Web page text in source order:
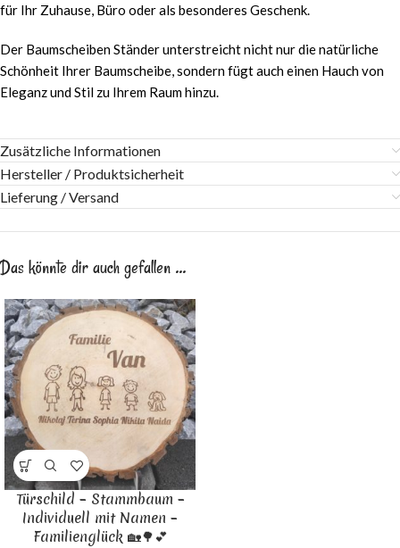
für Ihr Zuhause, Büro oder als besonderes Geschenk.
Der Baumscheiben Ständer unterstreicht nicht nur die natürliche
Schönheit Ihrer Baumscheibe, sondern fügt auch einen Hauch von
Eleganz und Stil zu Ihrem Raum hinzu.
Zusätzliche Informationen
Hersteller / Produktsicherheit
Lieferung / Versand
Das könnte dir auch gefallen …
Türschild – Stammbaum –
Individuell mit Namen –
Familienglück 🏡🌳💕